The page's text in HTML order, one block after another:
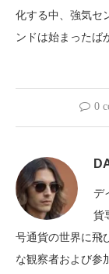
化する中、強気セ
ンドは始まったば
0
デ
貨
号通貨の世界に飛
な観察者および参